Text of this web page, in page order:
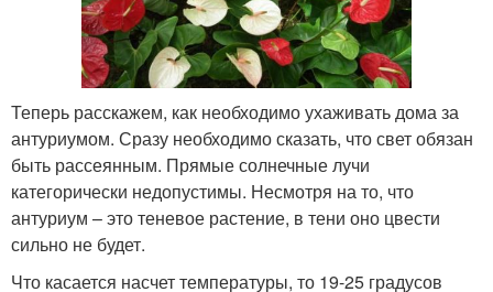
Теперь расскажем, как необходимо ухаживать дома за
антуриумом. Сразу необходимо сказать, что свет обязан
быть рассеянным. Прямые солнечные лучи
категорически недопустимы. Несмотря на то, что
антуриум – это теневое растение, в тени оно цвести
сильно не будет.
Что касается насчет температуры, то 19-25 градусов